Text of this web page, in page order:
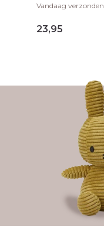
Vandaag verzonden
23,95